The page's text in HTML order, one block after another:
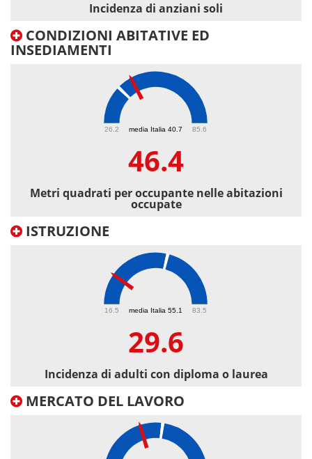
Incidenza di anziani soli
CONDIZIONI ABITATIVE ED
INSEDIAMENTI
media Italia 40.7
26.2 85.6
46.4
Metri quadrati per occupante nelle abitazioni
occupate
ISTRUZIONE
media Italia 55.1
16.5 83.5
29.6
Incidenza di adulti con diploma o laurea
MERCATO DEL LAVORO